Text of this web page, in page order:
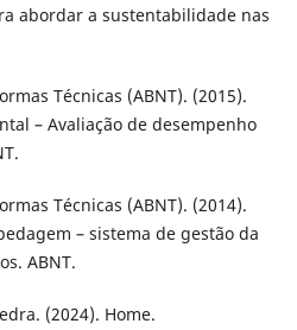
abordar a sustentabilidade nas
Técnicas (ABNT). (2015).
– Avaliação de desempenho
Técnicas (ABNT). (2014).
– sistema de gestão da
ABNT.
(2024). Home.